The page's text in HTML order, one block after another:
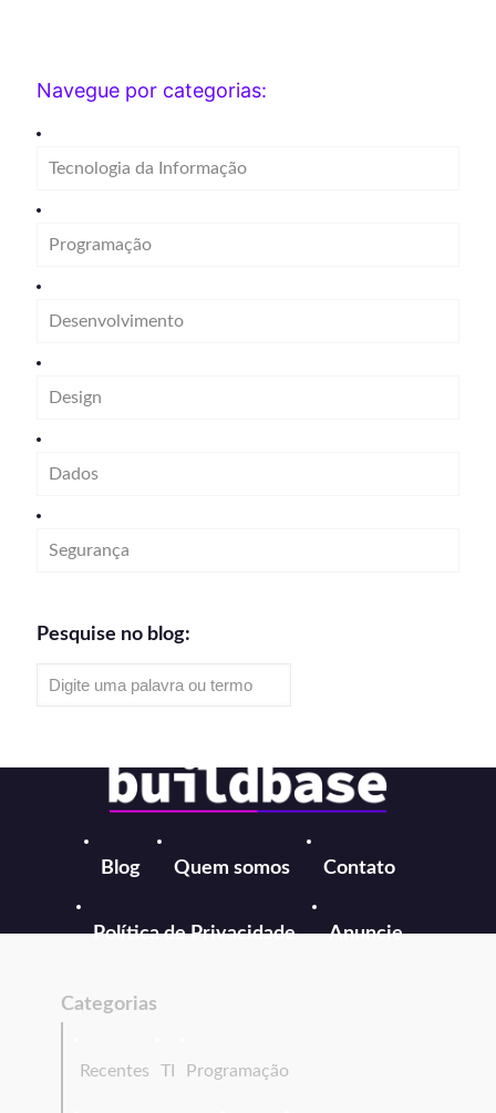
Navegue por categorias:
Tecnologia da Informação
Programação
Desenvolvimento
Design
Dados
Segurança
Pesquise no blog:
Blog Quem somos Contato
Política de Privacidade Anuncie
Categorias
Recentes TI Programação